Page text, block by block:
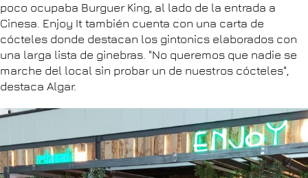
poco ocupaba Burguer King, al lado de la entrada a
Cinesa. Enjoy It también cuenta con una carta de
cócteles donde destacan los gintonics elaborados con
una larga lista de ginebras. "No queremos que nadie se
marche del local sin probar un de nuestros cócteles",
destaca Algar.